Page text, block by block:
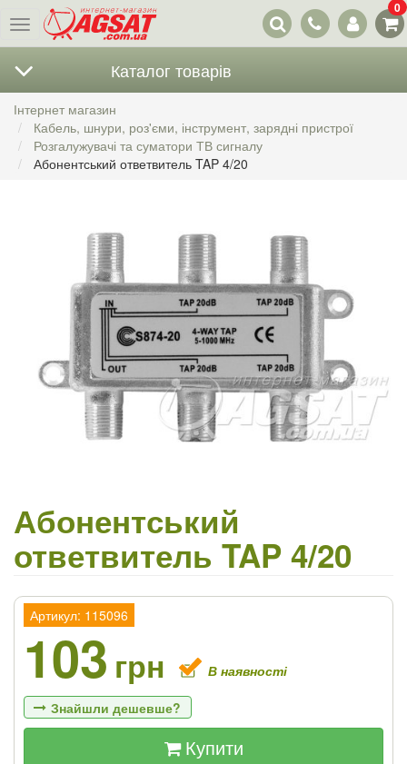
Меню
Наші
контакти
0
Каталог товарів
Інтернет магазин
Кабель, шнури, роз'єми, інструмент, зарядні пристрої
Розгалужувачі та суматори ТВ сигналу
Абонентський ответвитель TAP 4/20
Абонентський
ответвитель TAP 4/20
Артикул: 115096
103 грн В наявності
Знайшли дешевше?
Купити